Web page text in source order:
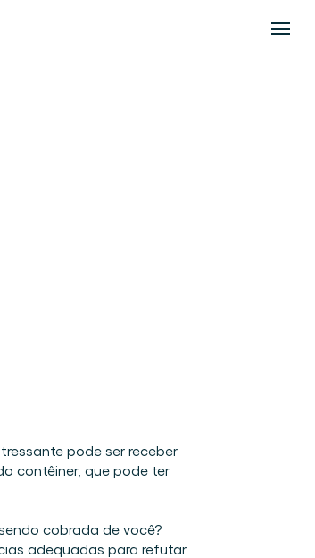
pode ser receber
contêiner, que pode ter
cobrada de você?
adequadas para refutar